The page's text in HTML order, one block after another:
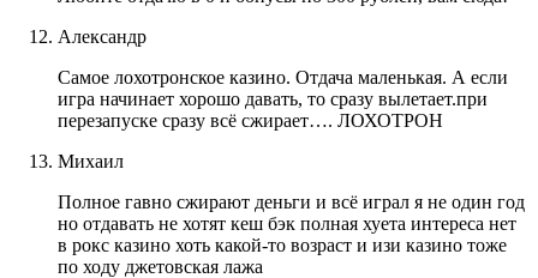
Александр
Самое лохотронское казино. Отдача маленькая. А если
игра начинает хорошо давать, то сразу вылетает.при
перезапуске сразу всё сжирает…. ЛОХОТРОН
Михаил
Полное гавно сжирают деньги и всё играл я не один год
но отдавать не хотят кеш бэк полная хуета интереса нет
в рокс казино хоть какой-то возраст и изи казино тоже
по ходу джетовская лажа